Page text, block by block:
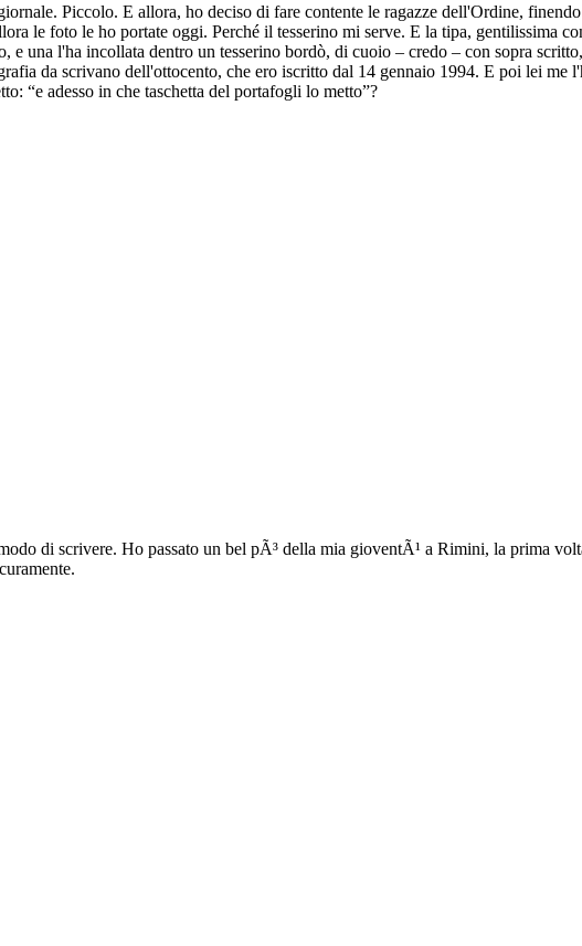
Piccolo. E allora, ho deciso di fare contente le ragazze dell'Ordine,
le foto le ho portate oggi. Perché il tesserino mi serve. E la tipa, gentilissima
e una l'ha incollata dentro un tesserino bordò, di cuoio – credo – con sopra
da scrivano dell'ottocento, che ero iscritto dal 14 gennaio 1994. E poi lei me
“e adesso in che taschetta del portafogli lo metto”?
di scrivere. Ho passato un bel pÃ³ della mia gioventÃ¹ a Rimini, la prima